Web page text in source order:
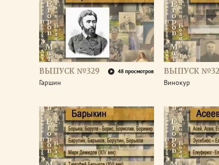
ВЫПУСК №329 48 просмотров
Гаршин
ВЫПУСК
Винокур